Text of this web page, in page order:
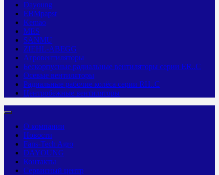
Dayoung
EBMpapst
Kemao
MES
SANMU
ZIEHL-ABEGG
Агровентиляторы
Бескорпусные радиальные вентиляторы серии ER..C
Осевые вентиляторы
Радиальные рабочие колёса серии RH..C
Центробежные вентиляторы
О компании
Новости
Fans-Tech Agro
DAYOUNG
Контакты
Сервисный центр